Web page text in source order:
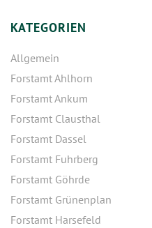
KATEGORIEN
Allgemein
Forstamt Ahlhorn
Forstamt Ankum
Forstamt Clausthal
Forstamt Dassel
Forstamt Fuhrberg
Forstamt Göhrde
Forstamt Grünenplan
Forstamt Harsefeld